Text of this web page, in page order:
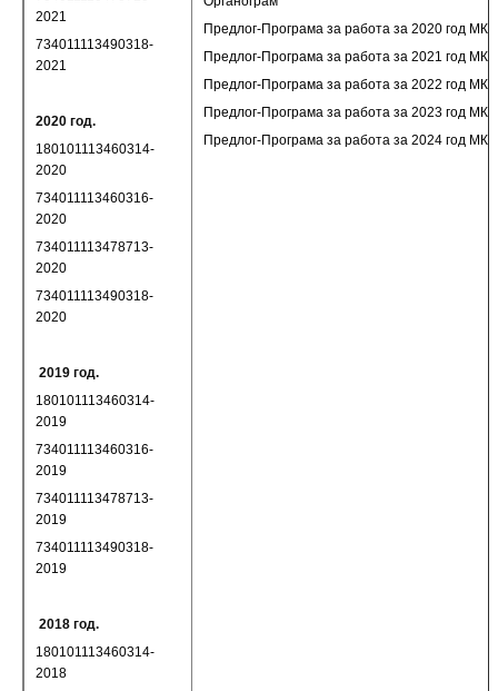
2021
734011113490318-
2021
2020 год.
180101113460314-
2020
734011113460316-
2020
734011113478713-
2020
734011113490318-
2020
2019 год.
180101113460314-
2019
734011113460316-
2019
734011113478713-
2019
734011113490318-
2019
2018 год.
180101113460314-
2018
Предлог-Програма за работа за 2020 год МК-
Предлог-Програма за работа за 2021 год МК-
Предлог-Програма за работа за 2022 год МК-
Предлог-Програма за работа за 2023 год МК-
Предлог-Програма за работа за 2024 год МК-